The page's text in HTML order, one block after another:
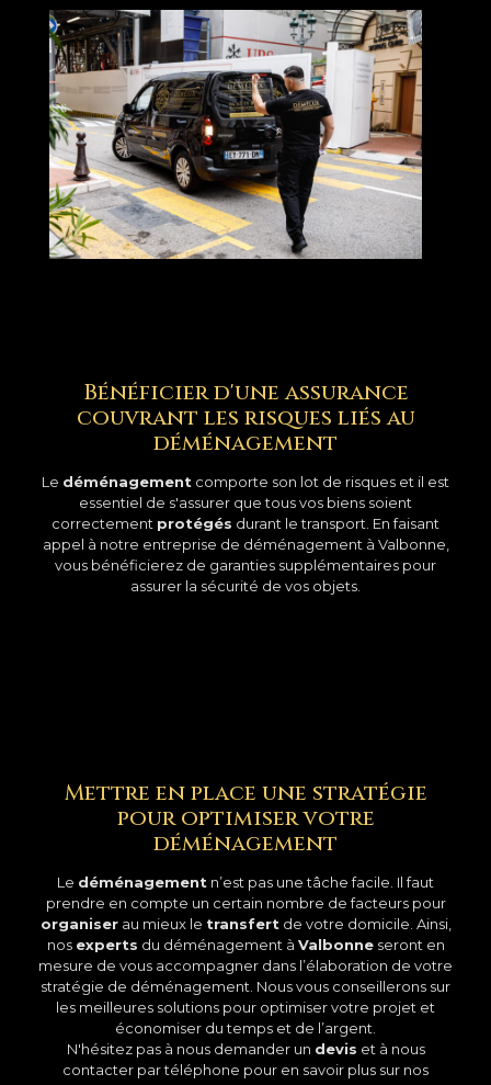
Bénéficier d'une assurance
couvrant les risques liés au
déménagement
Le déménagement comporte son lot de risques et il est
essentiel de s'assurer que tous vos biens soient
correctement protégés durant le transport. En faisant
appel à notre entreprise de déménagement à Valbonne,
vous bénéficierez de garanties supplémentaires pour
assurer la sécurité de vos objets.
Mettre en place une stratégie
pour optimiser votre
déménagement
Le déménagement n’est pas une tâche facile. Il faut
prendre en compte un certain nombre de facteurs pour
organiserau mieux le transfertde votre domicile. Ainsi,
nos experts du déménagement à Valbonneseront en
mesure de vous accompagner dans l’élaboration de votre
stratégie de déménagement. Nous vous conseillerons sur
les meilleures solutions pour optimiser votre projet et
économiser du temps et de l’argent.
N'hésitez pas à nous demander un devis et à nous
contacter par téléphone pour en savoir plus sur nos